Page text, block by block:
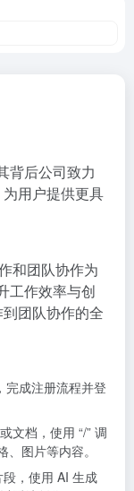
背后公司致力
用户提供更具
和团队协作为
工作效率与创
团队协作的全
完成注册流程并登
文档，使用 “/” 调
图片等内容。
段，使用 AI 生成